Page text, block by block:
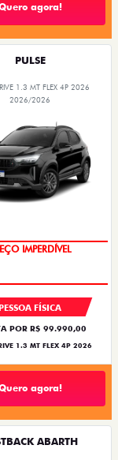
agora!
PULSE
1.3 MT FLEX 4P 2026
2026/2026
IMPERDÍVEL
FÍSICA
POR R$ 99.990,00
1.3 MT FLEX 4P 2026
agora!
ABARTH